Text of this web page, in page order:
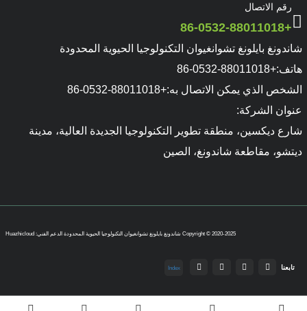
رقم الاتصال
+86-0532-88011018
شاندونغ بايلونغ تشوانغيوان التكنولوجيا الحيوية المحدودة
هاتف:+86-0532-88011018
الشخص الذي يمكن الاتصال به:+86-0532-88011018
عنوان الشركة:
شارع ديكسين، منطقة تطوير التكنولوجيا الجديدة العالية، مدينة
ديتشو، مقاطعة شاندونغ، الصين
Copyright © 2020-2025 شاندونغ بايلونغ تشوانغيوان التكنولوجيا الحيوية المحدودة الدعم الفني: Huazhicloud
تابعنا Index